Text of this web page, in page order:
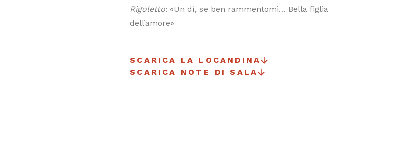
Rigoletto: «Un dì, se ben rammentomi… Bella figlia
dell’amore»
SCARICA LA LOCANDINA
SCARICA NOTE DI SALA